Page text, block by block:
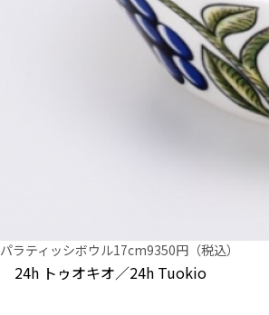
パラティッシボウル17cm9350円（税込）
24h トゥオキオ／24h Tuokio